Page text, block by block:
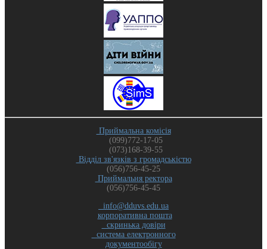
Приймальна комісія
(099)772-17-05
(073)168-39-55
Відділ зв'язків з громадськістю
(056)756-45-25
Приймальня ректора
(056)756-45-45
info@dduvs.edu.ua
корпоративна пошта
скринька довіри
система електронного
документообігу